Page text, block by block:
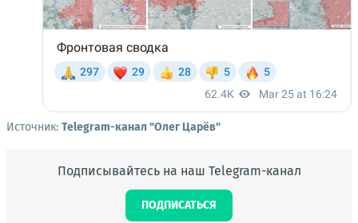
Источник: Telegram-канал "Олег Царёв"
Подписывайтесь на наш Telegram-канал
ПОДПИСАТЬСЯ